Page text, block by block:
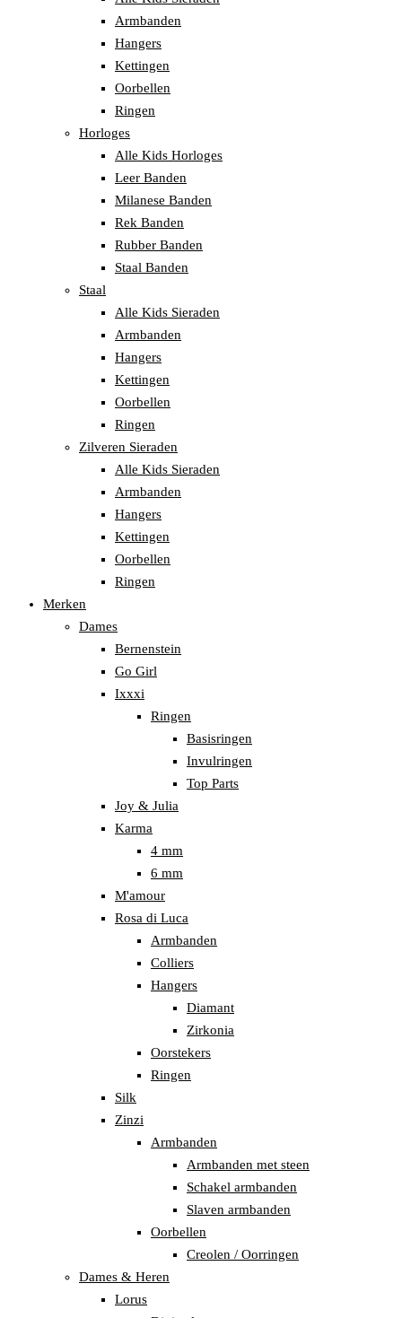
Armbanden
Hangers
Kettingen
Oorbellen
Ringen
Horloges
Alle Kids Horloges
Leer Banden
Milanese Banden
Rek Banden
Rubber Banden
Staal Banden
Staal
Alle Kids Sieraden
Armbanden
Hangers
Kettingen
Oorbellen
Ringen
Zilveren Sieraden
Alle Kids Sieraden
Armbanden
Hangers
Kettingen
Oorbellen
Ringen
Merken
Dames
Bernenstein
Go Girl
Ixxxi
Ringen
Basisringen
Invulringen
Top Parts
Joy & Julia
Karma
4 mm
6 mm
M'amour
Rosa di Luca
Armbanden
Colliers
Hangers
Diamant
Zirkonia
Oorstekers
Ringen
Silk
Zinzi
Armbanden
Armbanden met steen
Schakel armbanden
Slaven armbanden
Oorbellen
Creolen / Oorringen
Dames & Heren
Lorus